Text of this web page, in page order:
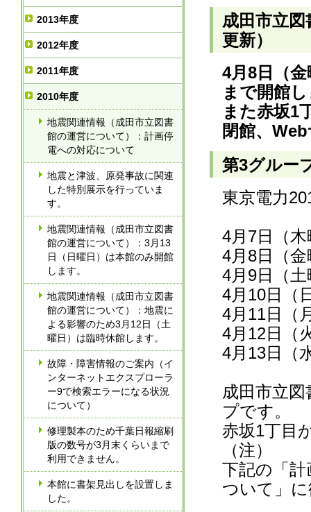
2013年度
2012年度
2011年度
2010年度
地震関連情報（成田市立図書
館の運営について）：計画停
電への対応について
地震と津波、原発事故に関連
した特別展示を行っていま
す。
地震関連情報（成田市立図書
館の運営について）：3月13
日（日曜日）は本館のみ開館
します。
地震関連情報（成田市立図書
館の運営について）：地震に
よる影響のため3月12日（土
曜日）は臨時休館します。
故障・障害情報のご案内（イ
ンターネットエクスプローラ
ー9で検索エラーになる状況
について）
修理製本のため千葉日報縮刷
版の数号が3月末くらいまで
利用できません。
本館に書架見出しを設置しま
した。
成田市立
更新）
4月8日（
まで開館
また赤坂1
閉館、
第3グルー
東京電力
4月7日（
4月8日（
4月9日（
4月10日（
4月11日（
4月12日（
4月13日（
成田市立
プです。
赤坂1丁目
（注）
下記の「
ついて」